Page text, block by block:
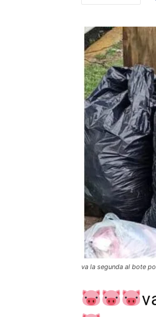
va la segunda al bote